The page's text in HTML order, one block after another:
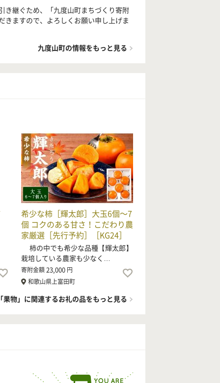
き継ぐため、「九度山町まちづくり寄附
きますので、よろしくお願い申し上げま
九度山町の情報をもっと見る
希少な柿［輝太郎］大玉6個～7
個 コクのある甘さ！こだわり農
家厳選［先行予約］［KG24］
柿の中でも希少な品種【輝太郎】
栽培している農家も少なく…
寄附金額23,000 円
和歌山県上富田町
果物」に関連するお礼の品をもっと見る